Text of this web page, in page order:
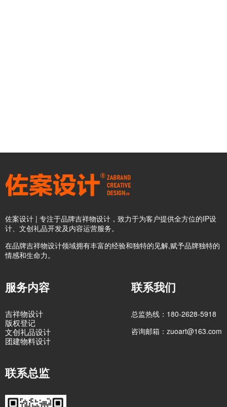
佐案设计 | 专注于品牌吉祥物设计，致力于为客户提供全方位的IP设
计、文创礼品开发及内容运营服务。
在品牌吉祥物设计领域拥有丰富的经验和独特的见解,赋予品牌独特的
情感和生命力。
服务内容
吉祥物设计
版权登记
文创礼品设计
团建物料设计
联系我们
总监热线：180-2628-5918
咨询邮箱：zuoart@163.com
联系总监